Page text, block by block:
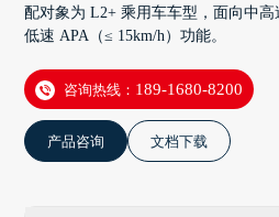
配对象为 L2+ 乘用车车型，面向中高
低速 APA（≤ 15km/h）功能。
咨询热线： 189-1680-8200
产品咨询 文档下载